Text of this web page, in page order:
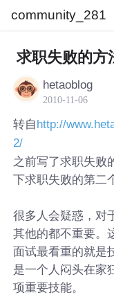
community_281
社区
求职失败的方
hetaoblog
2010-11-06
转自 http://
2/
之前写了求职失败
下求职失败的第二
很多人会疑惑，对
其他的都不重要。
面试最看重的就是
是一个人闷头在家
项重要技能。